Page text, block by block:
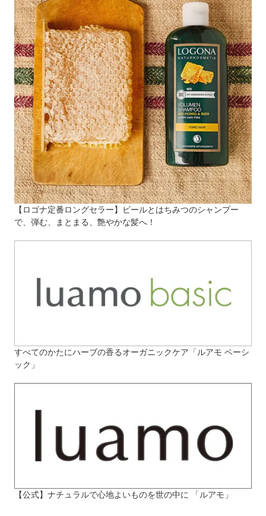
【ロゴナ定番ロングセラー】ビールとはちみつのシャンプー
で、弾む、まとまる、艶やかな髪へ！
すべてのかたにハーブの香るオーガニックケア「ルアモ ベーシ
ック」
【公式】ナチュラルで心地よいものを世の中に 「ルアモ」